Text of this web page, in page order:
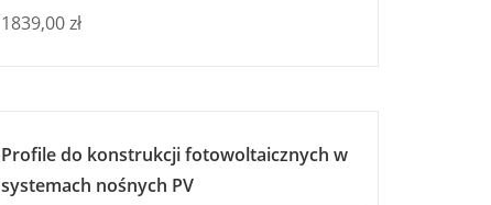
1839,00zł
Profile do konstrukcji fotowoltaicznych w
systemach nośnych PV